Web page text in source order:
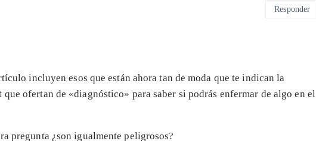
incluyen esos que están ahora tan de moda que te indican la
ofertan de «diagnóstico» para saber si podrás enfermar de algo en el
pregunta ¿son igualmente peligrosos?
Responder